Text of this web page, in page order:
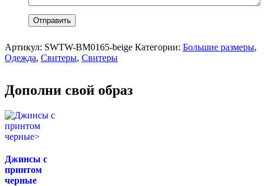
Артикул: SWTW-BM0165-beige Категории: Большие размеры,
Одежда, Свитеры, Свитеры
Дополни свой образ
Джинсы с
принтом
черные